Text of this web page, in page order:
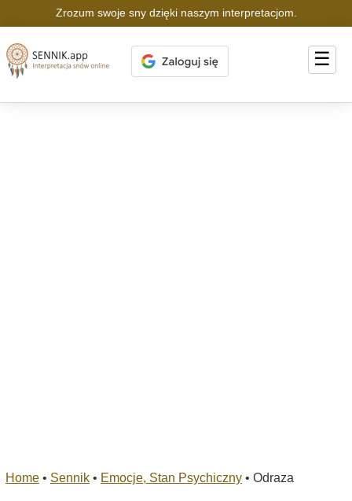
Zrozum swoje sny dzięki naszym interpretacjom.
☰
Home • Sennik • Emocje, Stan Psychiczny • Odraza